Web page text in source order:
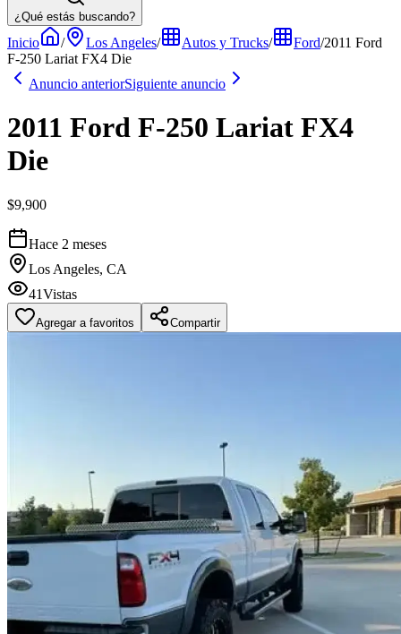
¿Qué estás buscando?
Inicio / Los Angeles/ Autos y Trucks/ Ford/2011 Ford
F-250 Lariat FX4 Die
Anuncio anteriorSiguiente anuncio
2011 Ford F-250 Lariat FX4
Die
$9,900
Hace 2 meses
Los Angeles, CA
41Vistas
Agregar a favoritos Compartir